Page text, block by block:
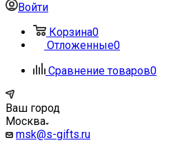
Войти
Корзина0
Отложенные0
Сравнение товаров0
Ваш город
Москва
msk@s-gifts.ru